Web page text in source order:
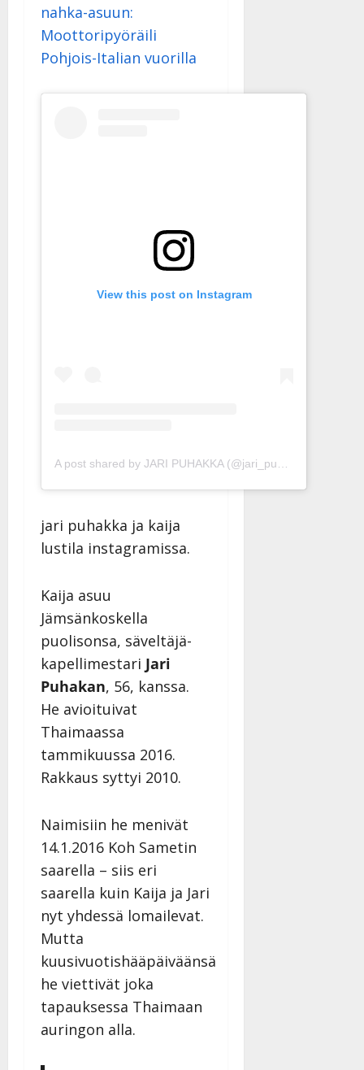
nahka-asuun:
Moottoripyöräili
Pohjois-Italian vuorilla
View this post on Instagram
jari puhakka ja kaija
lustila instagramissa.
Kaija asuu
Jämsänkoskella
puolisonsa, säveltäjä-
kapellimestari Jari
Puhakan, 56, kanssa.
He avioituivat
Thaimaassa
tammikuussa 2016.
Rakkaus syttyi 2010.
Naimisiin he menivät
14.1.2016 Koh Sametin
saarella – siis eri
saarella kuin Kaija ja Jari
nyt yhdessä lomailevat.
Mutta
kuusivuotishääpäiväänsä
he viettivät joka
tapauksessa Thaimaan
auringon alla.